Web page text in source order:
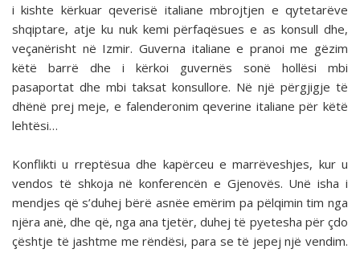
i kishte kërkuar qeverisë italiane mbrojtjen e qytetarëve
shqiptare, atje ku nuk kemi përfaqësues e as konsull dhe,
veçanërisht në Izmir. Guverna italiane e pra­noi me gëzim
këtë barrë dhe i kërkoi guvernës sonë hollësi mbi
pasaportat dhe mbi taksat konsullore. Në një përgjigje të
dhënë prej meje, e falenderonim qeverine italiane për këtë
lehtësi…
Konflikti u rreptësua dhe kapërceu e marrëveshjes, kur u
vendos të shkoja në konferencën e Gjenovës. Unë isha i
mendjes që s’duhej bërë asnëe emërim pa pëlqimin tim nga
njëra anë, dhe që, nga ana tjetër, duhej të pyetesha për çdo
çështje të jashtme me rëndësi, para se të jepej një vendim.